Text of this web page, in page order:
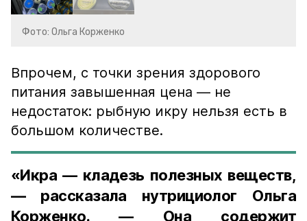
Фото: Ольга Корженко
Впрочем, с точки зрения здорового
питания завышенная цена — не
недостаток: рыбную икру нельзя есть в
большом количестве.
«Икра — кладезь полезных веществ,
— рассказала нутрициолог Ольга
Корженко. — Она содержит